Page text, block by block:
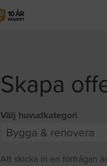
Skapa
Välj huvudkategori
Att skicka in en förfrågan är